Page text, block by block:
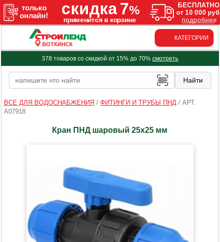
ВОТКИНСК
КАТЕГОРИИ
378 товаров со скидкой от 15% до 70% смотреть
ВСЕ ДЛЯ ВОДОСНАБЖЕНИЯ / ФИТИНГИ И ТРУБЫ ПНД / АРТ.
A07918
Кран ПНД шаровый 25х25 мм